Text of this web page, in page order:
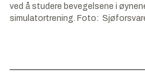
ved å studere bevegelsene i
simulatortrening. Foto: